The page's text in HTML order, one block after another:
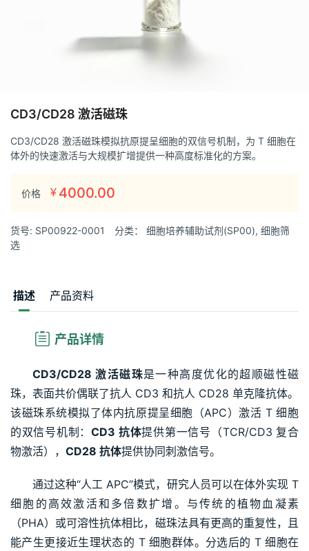
CD3/CD28 激活磁珠
CD3/CD28 激活磁珠模拟抗原提呈细胞的双信号机制，为 T 细胞在
体外的快速激活与大规模扩增提供一种高度标准化的方案。
价格 ¥ 4000.00
货号: SP00922-0001 分类： 细胞培养辅助试剂(SP00), 细胞筛
选
描述 产品资料
产品详情
CD3/CD28 激活磁珠是一种高度优化的超顺磁性磁
珠，表面共价偶联了抗人 CD3 和抗人 CD28 单克隆抗体。
该磁珠系统模拟了体内抗原提呈细胞（APC）激活 T 细胞
的双信号机制：CD3 抗体提供第一信号（TCR/CD3 复合
物激活）， CD28 抗体提供协同刺激信号。
通过这种“人工 APC”模式，研究人员可以在体外实现 T
细胞的高效激活和多倍数扩增。与传统的植物血凝素
（PHA）或可溶性抗体相比，磁珠法具有更高的重复性，且
能产生更接近生理状态的 T 细胞群体。分选后的 T 细胞在